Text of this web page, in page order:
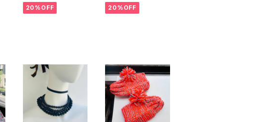
20%OFF 20%OFF